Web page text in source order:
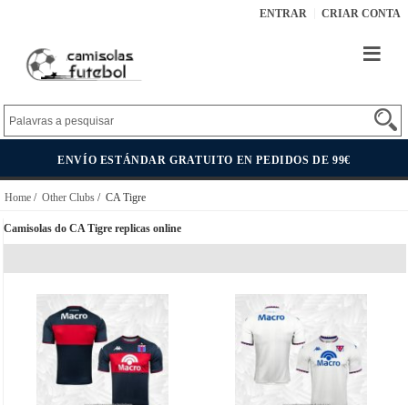
ENTRAR CRIAR CONTA
ENVÍO ESTÁNDAR GRATUITO EN PEDIDOS DE 99€
Home / Other Clubs / CA Tigre
Camisolas do CA Tigre replicas online